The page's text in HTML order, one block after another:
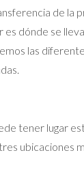
de la
dónde se
las
tener lugar
ubicaciones